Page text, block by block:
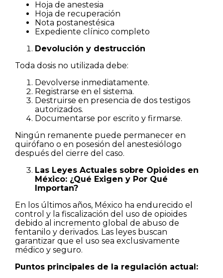
Hoja de anestesia
Hoja de recuperación
Nota postanestésica
Expediente clínico completo
Devolución y destrucción
Toda dosis no utilizada debe:
Devolverse inmediatamente.
Registrarse en el sistema.
Destruirse en presencia de dos testigos
autorizados.
Documentarse por escrito y firmarse.
Ningún remanente puede permanecer en
quirófano o en posesión del anestesiólogo
después del cierre del caso.
Las Leyes Actuales sobre Opioides en
México: ¿Qué Exigen y Por Qué
Importan?
En los últimos años, México ha endurecido el
control y la fiscalización del uso de opioides
debido al incremento global de abuso de
fentanilo y derivados. Las leyes buscan
garantizar que el uso sea exclusivamente
médico y seguro.
Puntos principales de la regulación actual: